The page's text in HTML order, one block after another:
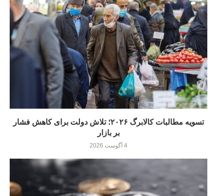
تسویه مطالبات کالابرگ ۲۰۲۶؛ تلاش دولت برای کاهش فشار
بر بازار
4 آگوست 2026